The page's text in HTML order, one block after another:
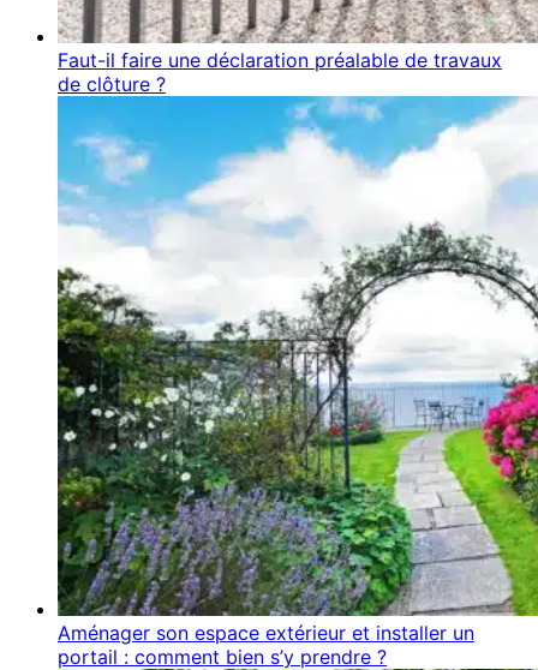
Faut-il faire une déclaration préalable de travaux
de clôture ?
Aménager son espace extérieur et installer un
portail : comment bien s’y prendre ?